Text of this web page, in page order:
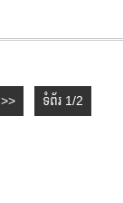
>> ទំព័រ 1/2